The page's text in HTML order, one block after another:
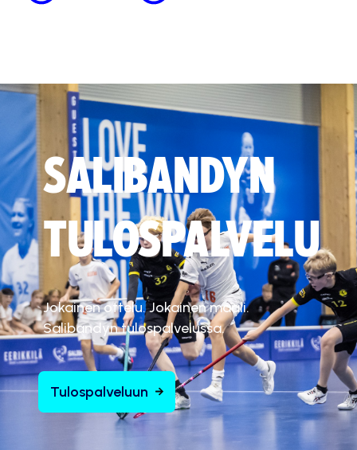
SALIBANDYN
TULOSPALVELU
Jokainen ottelu. Jokainen maali.
Salibandyn tulospalvelussa.
Tulospalveluun